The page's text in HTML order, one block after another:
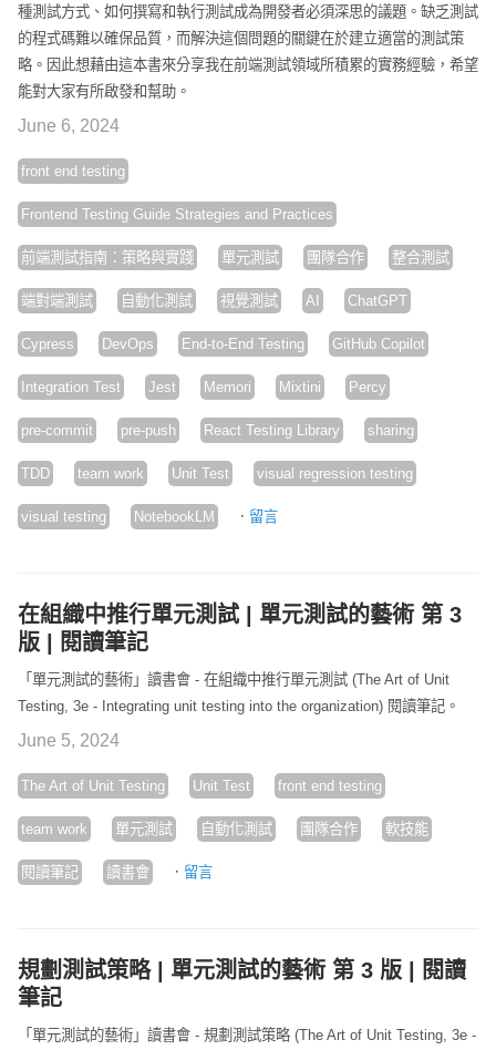
種測試方式、如何撰寫和執行測試成為開發者必須深思的議題。缺乏測試
的程式碼難以確保品質，而解決這個問題的關鍵在於建立適當的測試策
略。因此想藉由這本書來分享我在前端測試領域所積累的實務經驗，希望
能對大家有所啟發和幫助。
June 6, 2024
front end testing
Frontend Testing Guide Strategies and Practices
前端測試指南：策略與實踐 單元測試 團隊合作 整合測試
端對端測試 自動化測試 視覺測試 AI ChatGPT
Cypress DevOps End-to-End Testing GitHub Copilot
Integration Test Jest Memori Mixtini Percy
pre-commit pre-push React Testing Library sharing
TDD team work Unit Test visual regression testing
visual testing NotebookLM · 留言
在組織中推行單元測試 | 單元測試的藝術 第 3
版 | 閱讀筆記
「單元測試的藝術」讀書會 - 在組織中推行單元測試 (The Art of Unit
Testing, 3e - Integrating unit testing into the organization) 閱讀筆記。
June 5, 2024
The Art of Unit Testing Unit Test front end testing
team work 單元測試 自動化測試 團隊合作 軟技能
閱讀筆記 讀書會 · 留言
規劃測試策略 | 單元測試的藝術 第 3 版 | 閱讀
筆記
「單元測試的藝術」讀書會 - 規劃測試策略 (The Art of Unit Testing, 3e -